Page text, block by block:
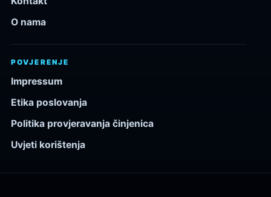
O nama
POVJERENJE
Impressum
Etika poslovanja
Politika provjeravanja činjenica
Uvjeti korištenja